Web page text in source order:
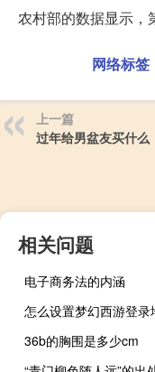
农村部的数据显示，
网络标签
上一篇
过年给男盆友买什么
相关问题
电子商务法的内涵
怎么设置梦幻西游登录
36b的胸围是多少cm